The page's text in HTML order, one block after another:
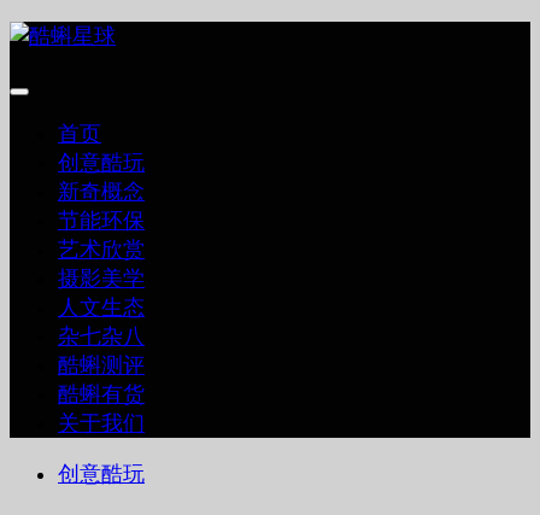
跳
内
首页
创意酷玩
新奇概念
节能环保
艺术欣赏
摄影美学
人文生态
杂七杂八
酷蝌测评
酷蝌有货
关于我们
创意酷玩